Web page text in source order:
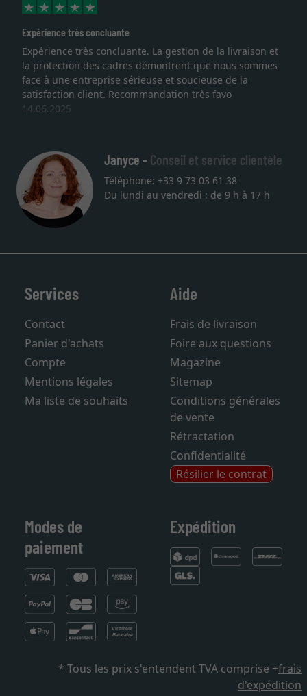
très concluante
très concluante. La gestion de la livraison et
des cadres démontrent que nous sommes
une entreprise sérieuse et soucieuse de la
client. Recommandation très favo
Je
Janyce - Conseil et service clientèle
Téléphone: +33 9 73 03 61 38
Services
Contact
Panier d'achats
Compte
Mentions légales
Aide
Frais de livraison
Foire aux questions
Magazine
Sitemap
Conditions générales
de vente
Rétractation
Confidentialité
Résilier le contrat
Modes de
paiement
Expédition
* Tous les prix s'entendent TVA comprise +frais